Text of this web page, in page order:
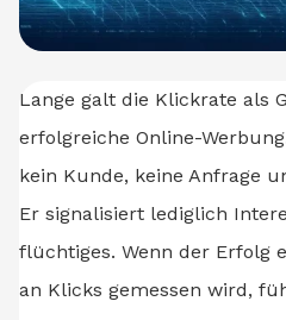
Lange galt die Klickrate als
erfolgreiche Online-
kein Kunde, keine Anfrage
Er signalisiert lediglich
flüchtiges. Wenn der Erfolg
an Klicks gemessen wird,